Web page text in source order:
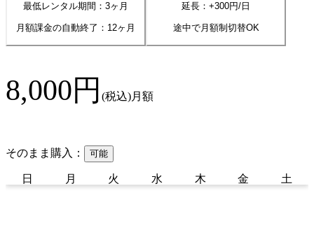
最低レンタル期間：3ヶ月
月額課金の自動終了： 12ヶ月
延長：+300円/日
途中で月額制切替OK
8,000円 (税込)月額
そのまま購入： 可能
日 月 火 水 木 金 土